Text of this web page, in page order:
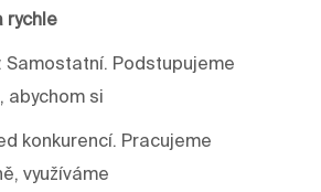
rychle
Samostatní. Podstupujeme
abychom si
konkurencí. Pracujeme
využíváme